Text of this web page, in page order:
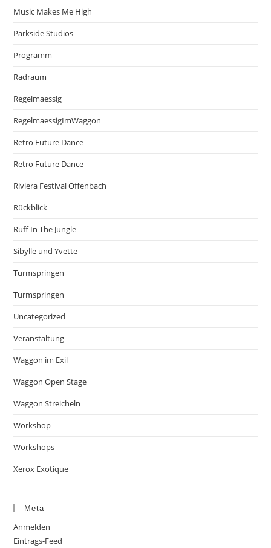
Music Makes Me High
Parkside Studios
Programm
Radraum
Regelmaessig
RegelmaessigImWaggon
Retro Future Dance
Retro Future Dance
Riviera Festival Offenbach
Rückblick
Ruff In The Jungle
Sibylle und Yvette
Turmspringen
Turmspringen
Uncategorized
Veranstaltung
Waggon im Exil
Waggon Open Stage
Waggon Streicheln
Workshop
Workshops
Xerox Exotique
Meta
Anmelden
Eintrags-Feed